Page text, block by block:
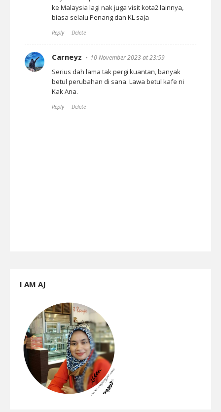
ke Malaysia lagi nak juga visit kota2 lainnya,
biasa selalu Penang dan KL saja
Reply Delete
Carneyz 10 November 2023 at 23:59
Serius dah lama tak pergi kuantan, banyak
betul perubahan di sana. Lawa betul kafe ni
Kak Ana.
Reply Delete
I AM AJ